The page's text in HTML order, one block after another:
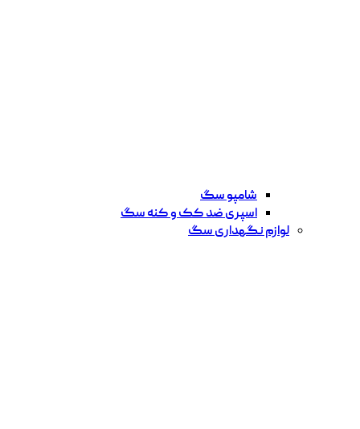
شامپو سگ
اسپری ضد کک و کنه سگ
لوازم نگهداری سگ